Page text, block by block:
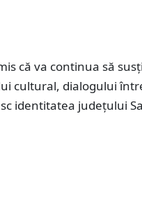
că va continua să
cultural, dialogului
identitatea județului